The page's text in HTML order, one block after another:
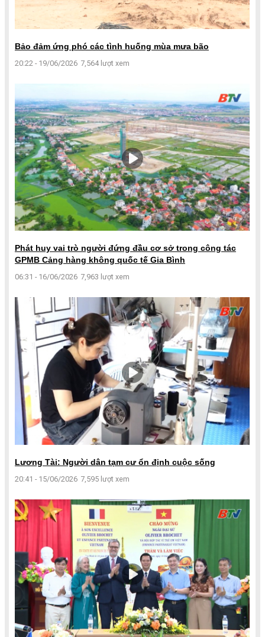
Bảo đảm ứng phó các tình huống mùa mưa bão
20:22 - 19/06/2026 7,564 lượt xem
Phát huy vai trò người đứng đầu cơ sở trong công tác
GPMB Cảng hàng không quốc tế Gia Bình
06:31 - 16/06/2026 7,963 lượt xem
Lương Tài: Người dân tạm cư ổn định cuộc sống
20:41 - 15/06/2026 7,595 lượt xem